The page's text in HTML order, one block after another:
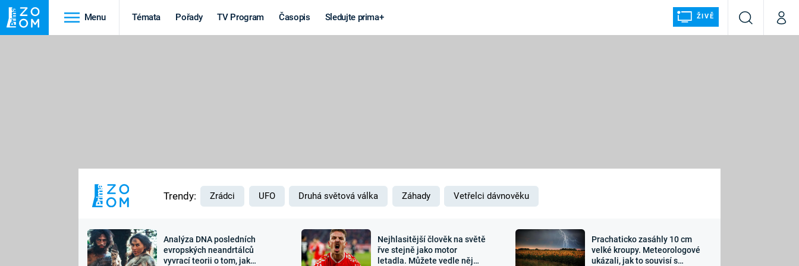
Menu Témata Pořady TV Program Časopis Sledujte prima+ ŽIVĚ
VyhledáváníMůj
MARS
Výročí
Záhady a
Zajímavosti Sledujte nás
Trendy: Zrádci UFO Druhá světová válka Záhady Vetřelci dávnověku
Analýza DNA posledních
evropských neandrtálců
vyvrací teorii o tom, jak
Nejhlasitější člověk na světě
řve stejně jako motor
letadla. Můžete vedle něj
Prachaticko zasáhly 10 cm
velké kroupy. Meteorologové
ukázali, jak to souvisí s